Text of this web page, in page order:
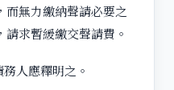
而無力繳納聲請必要之
求暫緩繳交聲請費。
人應釋明之。